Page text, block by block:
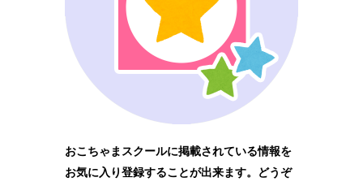
おこちゃまスクールに掲載されている情報を
お気に入り登録することが出来ます。どうぞ